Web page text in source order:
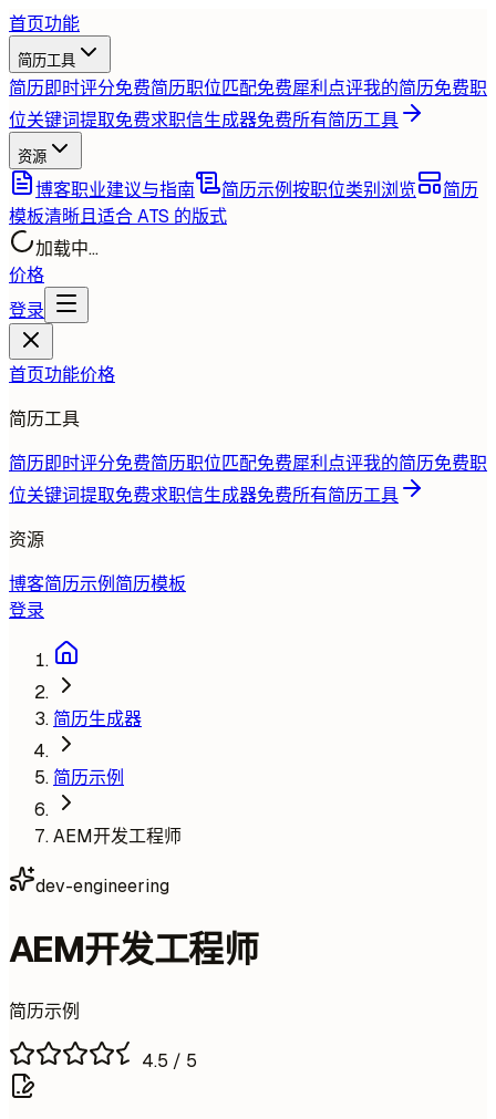
首页功能
简历工具
简历即时评分免费简历职位匹配免费犀利点评我的简历免费职
位关键词提取免费求职信生成器免费所有简历工具
资源
博客职业建议与指南 简历示例按职位类别浏览
简历
模板清晰且适合 ATS 的版式
加载中...
价格
登录
首页功能价格
简历工具
简历即时评分免费简历职位匹配免费犀利点评我的简历免费职
位关键词提取免费求职信生成器免费所有简历工具
资源
博客简历示例 简历模板
登录
简历生成器
简历示例
AEM开发工程师
dev-engineering
AEM开发工程师
简历示例
4.5 / 5